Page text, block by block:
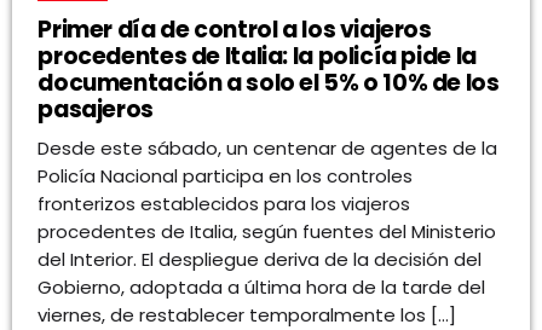
Primer día de control a los viajeros
procedentes de Italia: la policía pide la
documentación a solo el 5% o 10% de los
pasajeros
Desde este sábado, un centenar de agentes de la
Policía Nacional participa en los controles
fronterizos establecidos para los viajeros
procedentes de Italia, según fuentes del Ministerio
del Interior. El despliegue deriva de la decisión del
Gobierno, adoptada a última hora de la tarde del
viernes, de restablecer temporalmente los […]